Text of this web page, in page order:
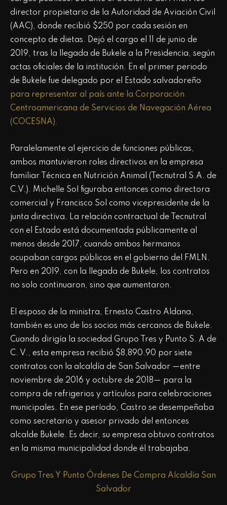
director propietario de la Autoridad de Aviación Civil
(AAC), donde recibió $250 por cada sesión en
concepto de dietas. Dejó el cargo el 11 de junio de
2019, tras la llegada de Bukele a la Presidencia, según
actas oficiales de la institución. En el primer periodo
de Bukele fue delegado por el Estado salvadoreño
para representar al país ante la Corporación
Centroamericana de Servicios de Navegación Aérea
(COCESNA).
Paralelamente al ejercicio de funciones públicas,
ambos mantuvieron roles directivos en la empresa
familiar Técnica en Nutrición Animal (Tecnutral S.A. de
C.V.). Michelle Sol figuraba entonces como directora
comercial y Francisco Sol como vicepresidente de la
junta directiva. La relación contractual de Tecnutral
con el Estado está documentada públicamente al
menos desde 2017, cuando ambos hermanos
ocupaban cargos públicos en el gobierno del FMLN.
Pero en 2019, con la llegada de Bukele, los contratos
no solo continuaron, sino que aumentaron.
El esposo de la ministra, Ernesto Castro Aldana,
también es uno de los socios más cercanos de Bukele.
Cuando dirigía la sociedad Grupo Tres y Punto S. A de
C. V., esta empresa recibió $8,890.90 por siete
contratos con la alcaldía de San Salvador —entre
noviembre de 2016 y octubre de 2018— para la
compra de refrigerios y artículos para celebraciones
municipales. En ese período, Castro se desempeñaba
como secretario y asesor privado del entonces
alcalde Bukele. Es decir, su empresa obtuvo contratos
en la misma municipalidad donde él trabajaba.
Grupo Tres Y Punto Órdenes De Compra Alcaldía San
Salvador